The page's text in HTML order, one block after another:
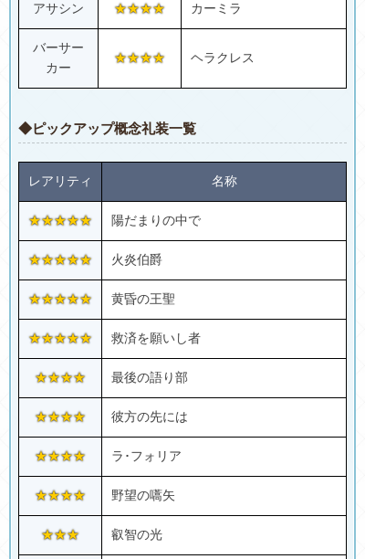
アサシン ★★★★ カーミラ
バーサー
カー
★★★★ ヘラクレス
◆ピックアップ概念礼装一覧
レアリティ 名称
★★★★★ 陽だまりの中で
★★★★★ 火炎伯爵
★★★★★ 黄昏の王聖
★★★★★ 救済を願いし者
★★★★ 最後の語り部
★★★★ 彼方の先には
★★★★ ラ･フォリア
★★★★ 野望の嚆矢
★★★ 叡智の光